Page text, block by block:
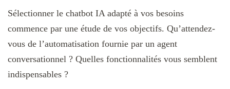
Sélectionner le chatbot IA adapté à vos besoins
commence par une étude de vos objectifs. Qu’attendez-
vous de l’automatisation fournie par un agent
conversationnel ? Quelles fonctionnalités vous semblent
indispensables ?